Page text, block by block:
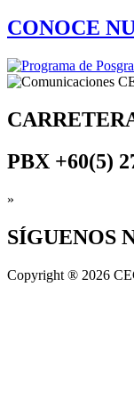
CONOCE
PBX +60(5)
»
SÍGUENOS
Copyright ® 2026